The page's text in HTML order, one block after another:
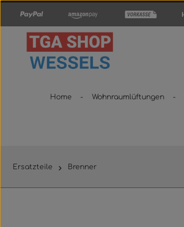
Hauptinhalt springen
Zur Hauptnavigation springen
Home Wohnraumlüftungen
Ersatzteile Brenner